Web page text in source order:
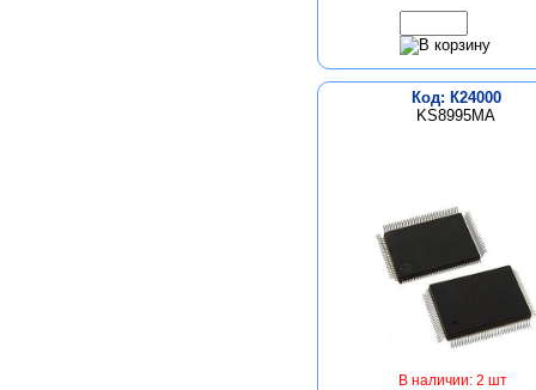
Код: К24000
KS8995MA
В наличии: 2 шт